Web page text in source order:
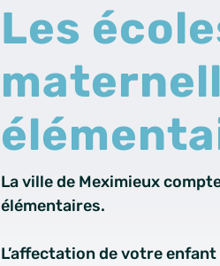
Les
La ville de Meximieux
élémentaires.
L’affectation de votre